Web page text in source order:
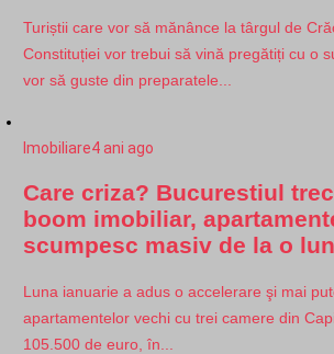
Turiștii care vor să mănânce la târgul de
Constituției vor trebui să vină pregătiți cu o
vor să guste din preparatele...
Imobiliare4 ani ago
Care criza? Bucurestiul
boom imobiliar,
scumpesc masiv de la o
Luna ianuarie a adus o accelerare şi mai
apartamentelor vechi cu trei camere din
105.500 de euro, în...